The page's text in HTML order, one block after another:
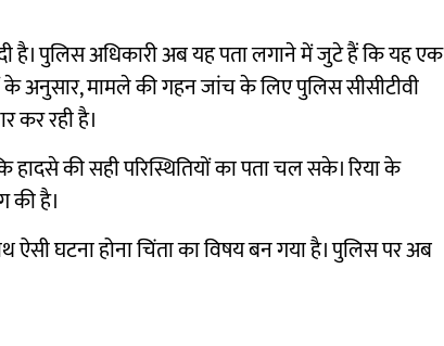
है। पुलिस अधिकारी अब यह पता लगाने में जुटे हैं कि यह एक
के अनुसार, मामले की गहन जांच के लिए पुलिस सीसीटीवी
कर रही है।
हादसे की सही परिस्थितियों का पता चल सके। रिया के
की है।
घटना होना चिंता का विषय बन गया है। पुलिस पर अब